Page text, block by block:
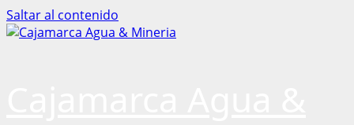
Saltar al contenido